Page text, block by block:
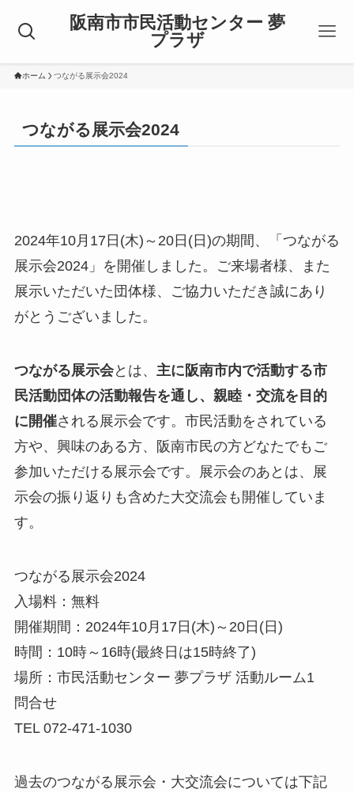
阪南市市民活動センター 夢
プラザ
ホーム つながる展示会2024
つながる展示会2024
2024年10月17日(木)～20日(日)の期間、「つながる
展示会2024」を開催しました。ご来場者様、また
展示いただいた団体様、ご協力いただき誠にあり
がとうございました。
つながる展示会とは、 主に阪南市内で活動する市
民活動団体の活動報告を通し、親睦・交流を目的
に開催される展示会です。市民活動をされている
方や、興味のある方、阪南市民の方どなたでもご
参加いただける展示会です。展示会のあとは、展
示会の振り返りも含めた大交流会も開催していま
す。
つながる展示会2024
入場料：無料
開催期間：2024年10月17日(木)～20日(日)
時間：10時～16時(最終日は15時終了)
場所：市民活動センター 夢プラザ 活動ルーム1
問合せ
TEL 072-471-1030
過去のつながる展示会・大交流会については下記